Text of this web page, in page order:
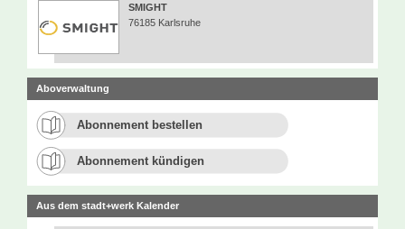
SMIGHT
76185 Karlsruhe
Aboverwaltung
Abonnement bestellen
Abonnement kündigen
Aus dem stadt+werk Kalender